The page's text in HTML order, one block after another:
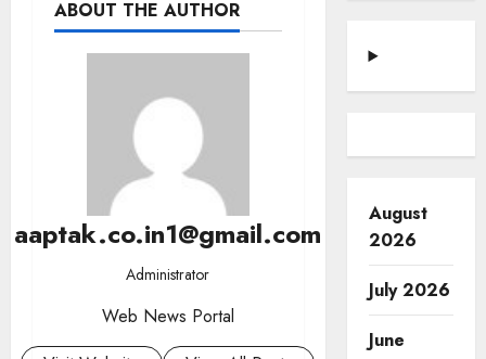
ABOUT THE AUTHOR
aaptak.co.in1@gmail.com
Administrator
Web News Portal
August
2026
July 2026
June